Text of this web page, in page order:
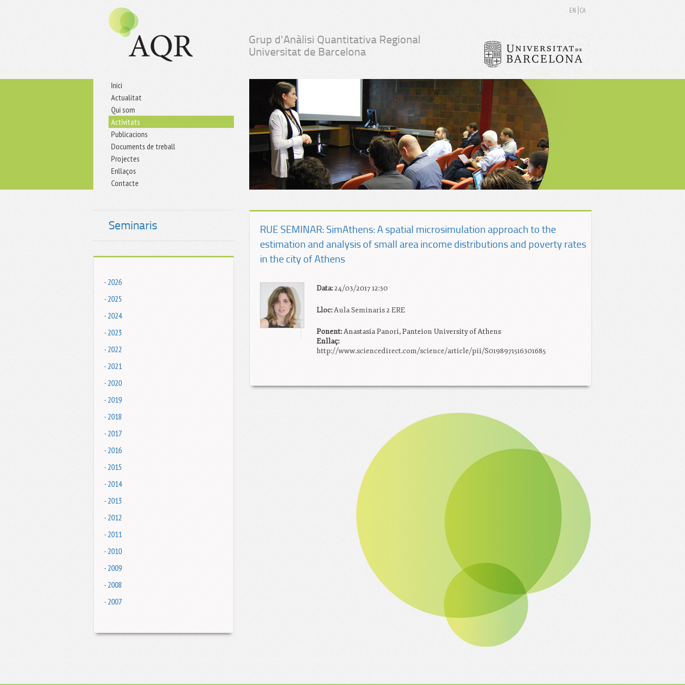
Grup d'Anàlisi Quantitativa Regional
Universitat de Barcelona
Inici
Actualitat
Qui som
Activitats
Publicacions
Documents de treball
Projectes
Enllaços
Contacte
EN CA
Seminaris
- 2026
- 2025
- 2024
- 2023
- 2022
- 2021
- 2020
- 2019
- 2018
- 2017
- 2016
- 2015
- 2014
- 2013
- 2012
- 2011
- 2010
- 2009
- 2008
- 2007
RUE SEMINAR: SimAthens: A spatial microsimulation approach to the
estimation and analysis of small area income distributions and poverty rates
in the city of Athens
Data:24/03/2017 12:30
Lloc:Aula Seminaris 2 ERE
Ponent:Anastasia Panori, Panteion University of Athens
Enllaç:
http://www.sciencedirect.com/science/article/pii/S0198971516301685